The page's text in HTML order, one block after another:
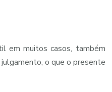
em muitos casos, também
o que o presente